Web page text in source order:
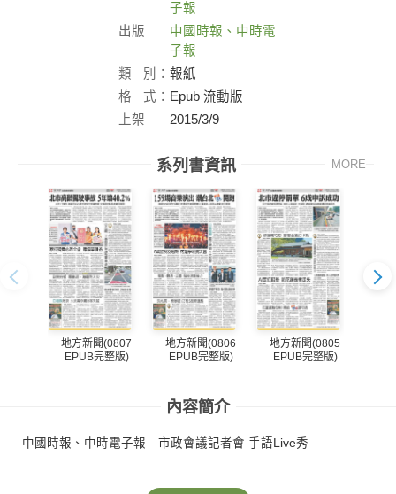
子報
出版
中國時報、中時電
子報
類
別： 報紙
格
式： Epub 流動版
上架
2015/3/9
系列書資訊 MORE
地方新聞(0807
EPUB完整版)
地方新聞(0806
EPUB完整版)
地方新聞(0805
EPUB完整版)
內容簡介
中國時報、中時電子報 市政會議記者會 手語Live秀